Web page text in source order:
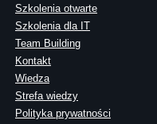
Szkolenia otwarte
Szkolenia dla IT
Team Building
Kontakt
Wiedza
Strefa wiedzy
Polityka prywatności